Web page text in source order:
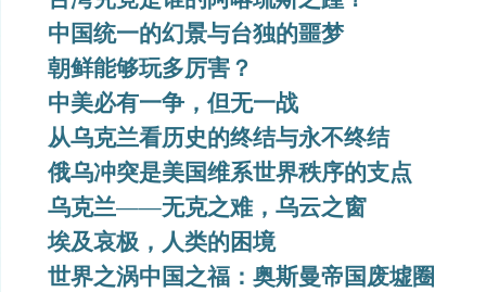
中国统一的幻景与台独的噩梦
朝鲜能够玩多厉害？
中美必有一争，但无一战
从乌克兰看历史的终结与永不终结
俄乌冲突是美国维系世界秩序的支点
乌克兰——无克之难，乌云之窗
埃及哀极，人类的困境
世界之涡中国之福：奥斯曼帝国废墟圈